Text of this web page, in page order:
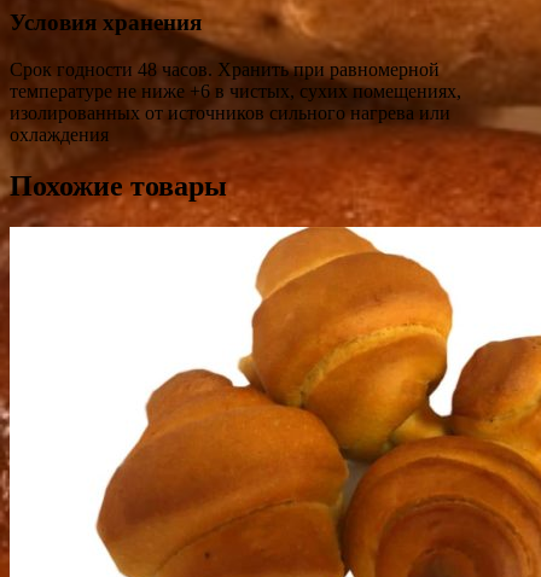
Условия хранения
Срок годности 48 часов. Хранить при равномерной
температуре не ниже +6 в чистых, сухих помещениях,
изолированных от источников сильного нагрева или
охлаждения
Похожие товары